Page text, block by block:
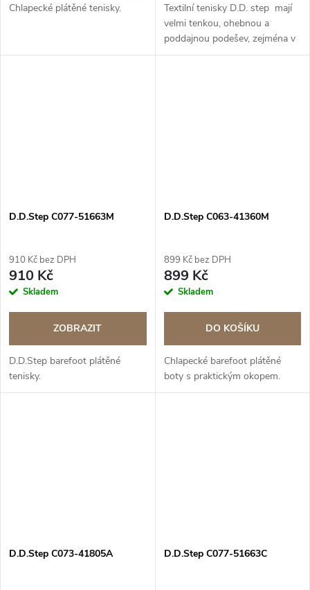
Chlapecké plátěné tenisky.
Textilní tenisky D.D. step mají
velmi tenkou, ohebnou a
poddajnou podešev, zejména v
přední části, kde se noha při
D.D.Step C077-51663M
910 Kč bez DPH
910 Kč
Skladem
ZOBRAZIT
D.D.Step barefoot plátěné
tenisky.
D.D.Step C063-41360M
899 Kč bez DPH
899 Kč
Skladem
DO KOŠÍKU
Chlapecké barefoot plátěné
boty s praktickým okopem.
D.D.Step C073-41805A D.D.Step C077-51663C